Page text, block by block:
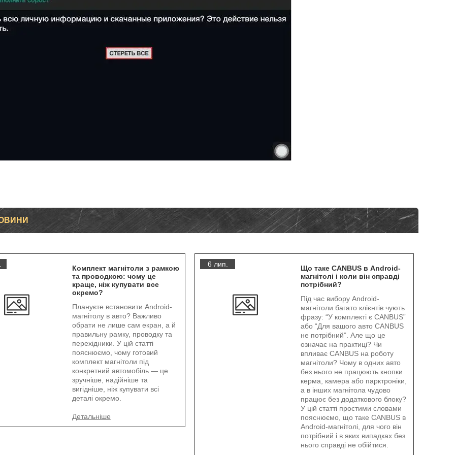
Комплект магнітоли з рамкою
та проводкою: чому це
краще, ніж купувати все
окремо?
Плануєте встановити Android-
магнітолу в авто? Важливо
обрати не лише сам екран, а й
правильну рамку, проводку та
перехідники. У цій статті
пояснюємо, чому готовий
комплект магнітоли під
конкретний автомобіль — це
зручніше, надійніше та
вигідніше, ніж купувати всі
деталі окремо.
6 лип.
Що таке CANBUS в Android-
магнітолі і коли він справді
потрібний?
Під час вибору Android-
магнітоли багато клієнтів чують
фразу: “У комплекті є CANBUS”
або “Для вашого авто CANBUS
не потрібний”. Але що це
означає на практиці? Чи
впливає CANBUS на роботу
магнітоли? Чому в одних авто
без нього не працюють кнопки
керма, камера або парктроніки,
а в інших магнітола чудово
працює без додаткового блоку?
У цій статті простими словами
пояснюємо, що таке CANBUS в
Android-магнітолі, для чого він
потрібний і в яких випадках без
нього справді не обійтися.